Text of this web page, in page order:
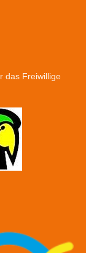
das Freiwillige